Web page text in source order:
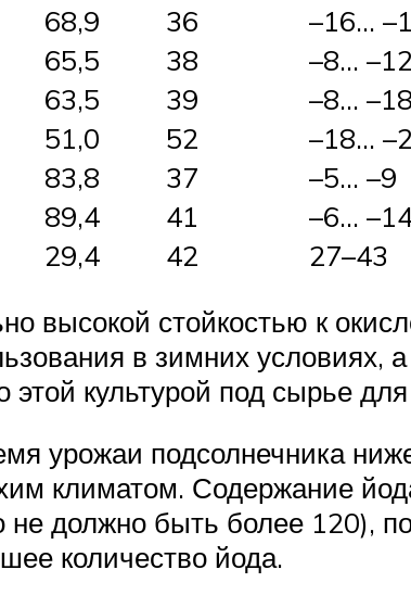
68,9 36 –16…
65,5 38 –8… –12
63,5 39 –8… –18
51,0 52 –18…
83,8 37 –5… –9
89,4 41 –6…
29,4 42 27–43
высокой стойкостью к
в зимних условиях,
культурой под сырье
урожаи подсолнечника
климатом. Содержание
не должно быть более 120),
количество йода.